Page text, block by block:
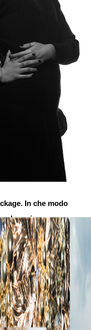
In che modo
in un
varietà nei nostri
di Craig
di Antwerp finendo
un mix di suoni e di
senso.